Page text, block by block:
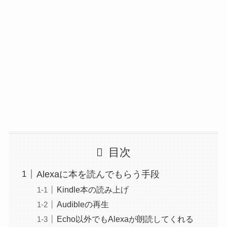
目次
Alexaに本を読んでもらう手段
Kindle本の読み上げ
Audibleの再生
Echo以外でもAlexaが朗読してくれる